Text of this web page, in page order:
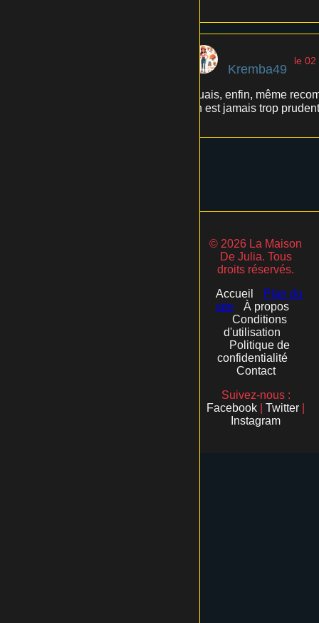
Kremba49
le 02
Ouais, enfin, même
on est jamais trop
© 2026 La Maison
De Julia. Tous
droits réservés.
Accueil
Plan du
site
À propos
Conditions
d'utilisation
Politique de
confidentialité
Contact
Suivez-nous :
Facebook
Twitter
Instagram